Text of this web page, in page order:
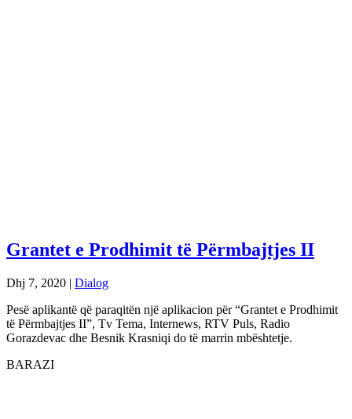
Grantet e Prodhimit të Përmbajtjes II
Dhj 7, 2020 | Dialog
Pesë aplikantë që paraqitën një aplikacion për “Grantet e Prodhimit
të Përmbajtjes II”, Tv Tema, Internews, RTV Puls, Radio
Gorazdevac dhe Besnik Krasniqi do të marrin mbështetje.
BARAZI